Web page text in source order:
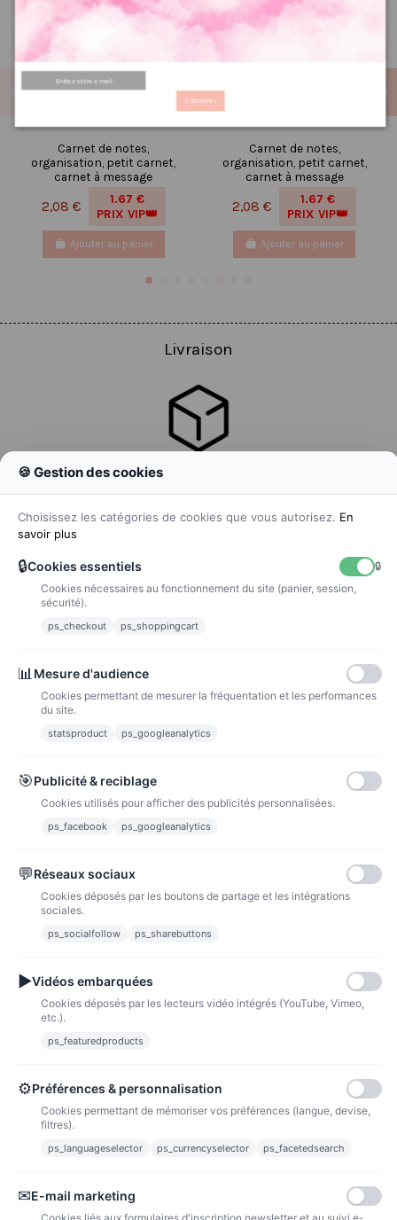
Carnet de notes,
organisation, petit carnet,
carnet à message
2,08 €
1.67 €
PRIX VIP👑
Ajouter au panier
Carnet de notes,
organisation, petit carnet,
carnet à message
2,08 €
1.67 €
PRIX VIP👑
Ajouter au panier
Livraison
La poste
Paiements sécurisés via paypal et paypal 4 fois sans frais
Fidélité
bons de réductions.
Liens utiles
S'abonner
🍪 Gestion des cookies
Choisissez les catégories de cookies que vous autorisez. En
savoir plus
🔒Cookies essentiels
🔒
Cookies nécessaires au fonctionnement du site (panier, session,
sécurité).
ps_checkout ps_shoppingcart
📊 Mesure d'audience
Cookies permettant de mesurer la fréquentation et les performances
du site.
statsproduct ps_googleanalytics
🎯Publicité & reciblage
Cookies utilisés pour afficher des publicités personnalisées.
ps_facebook ps_googleanalytics
💬Réseaux sociaux
Cookies déposés par les boutons de partage et les intégrations
sociales.
ps_socialfollow ps_sharebuttons
▶Vidéos embarquées
Cookies déposés par les lecteurs vidéo intégrés (YouTube, Vimeo,
etc.).
ps_featuredproducts
⚙Préférences & personnalisation
Cookies permettant de mémoriser vos préférences (langue, devise,
filtres).
ps_languageselector ps_currencyselector ps_facetedsearch
✉E-mail marketing